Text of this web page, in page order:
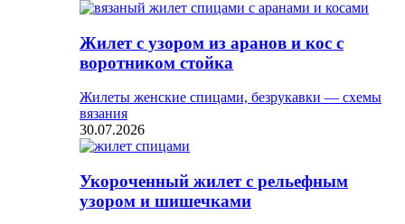
Жилет с узором из аранов и кос с
воротником стойка
Жилеты женские спицами, безрукавки — схемы
вязания
30.07.2026
Укороченный жилет с рельефным
узором и шишечками